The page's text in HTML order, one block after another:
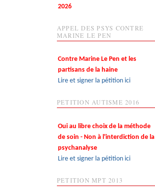
2026
APPEL DES PSYS CONTRE
MARINE LE PEN
Contre Marine Le Pen et les
partisans de la haine
Lire et signer la pétition ici
PETITION AUTISME 2016
Oui au libre choix de la méthode
de soin - Non à l'interdiction de la
psychanalyse
Lire et signer la pétition ici
PETITION MPT 2013